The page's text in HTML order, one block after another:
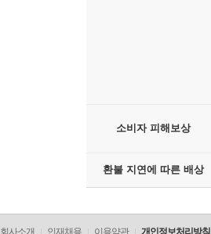
소비자 피해보상
환불 지연에 따른 배상
회사소개 인재채용 이용약관 개인정보처리방침